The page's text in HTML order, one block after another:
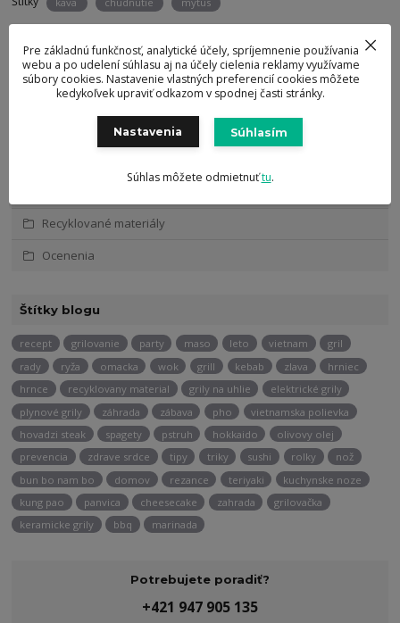
Kategórie blogu
Recyklované materiály
Ocenenia
Štítky blogu
recept grilovanie party maso leto vietnam
gril
rady
ryža omacka wok grill kebab zlava
hrniec
hrnce
recyklovany material grily na uhlie
elektrické grily
plynové grily
záhrada zábava pho
vietnamska polievka
hovadzi steak
spagety pstruh hokkaido
olivovy olej
prevencia
zdrave srdce tipy triky sushi rolky
nož
bun bo nam bo
domov rezance teriyaki
kuchynske noze
kung pao
panvica cheesecake zahrada
grilovačka
keramicke grily
bbq marinada
Potrebujete poradiť?
+421 947 905 135
Pre základnú funkčnosť, analytické účely, spríjemnenie používania
webu a po udelení súhlasu aj na účely cielenia reklamy využívame
súbory cookies. Nastavenie vlastných preferencií cookies môžete
kedykoľvek upraviť odkazom v spodnej časti stránky.
Nastavenia Súhlasím
Súhlas môžete odmietnuťtu.